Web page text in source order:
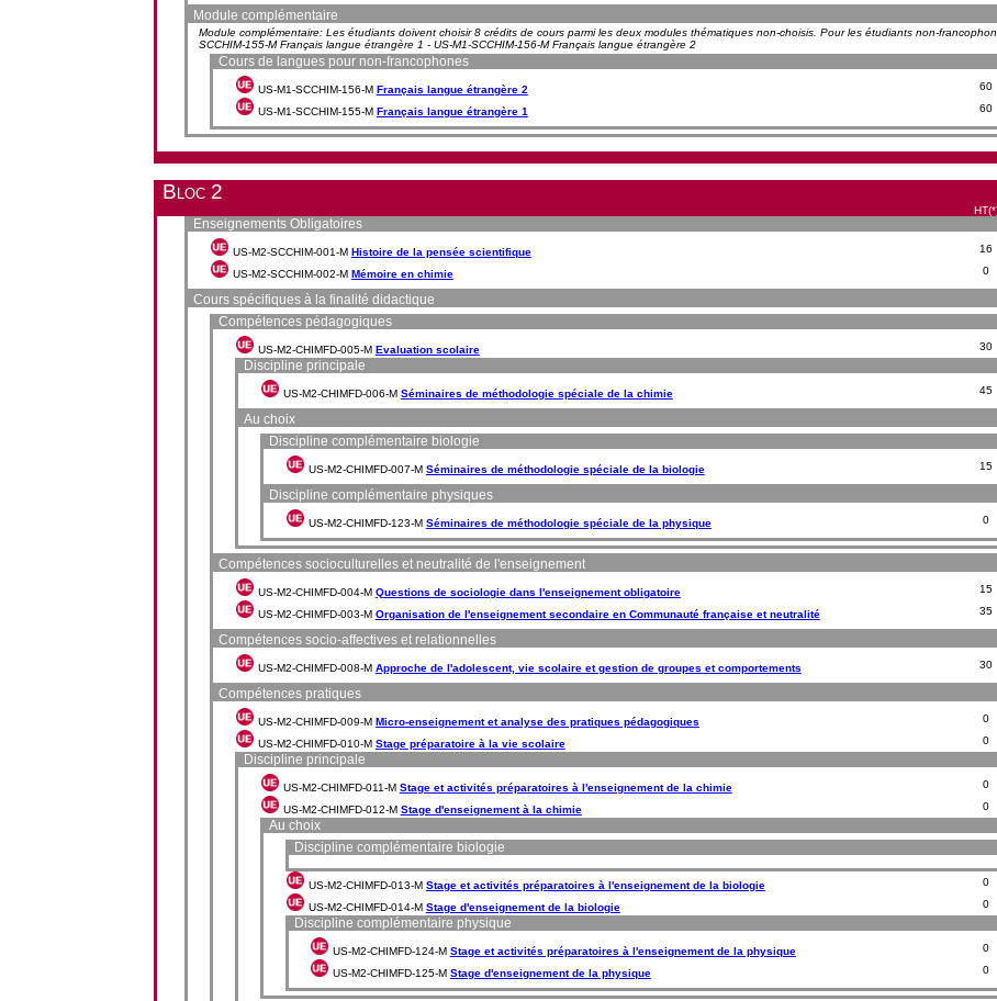
Module complémentaire
Module complémentaire: Les étudiants doivent choisir 8 crédits de cours parmi les deux modules thématiques non-choisis. Pour les étudiants non-
SCCHIM-155-M Français langue étrangère 1 - US-M1-SCCHIM-156-M Français langue étrangère 2
Cours de langues pour non-francophones
US-M1-SCCHIM-156-M Français langue étrangère 2 60
US-M1-SCCHIM-155-M Français langue étrangère 1 60
Bloc 2
Enseignements Obligatoires
US-M2-SCCHIM-001-M Histoire de la pensée scientifique 16
US-M2-SCCHIM-002-M Mémoire en chimie 0
Cours spécifiques à la finalité didactique
Compétences pédagogiques
US-M2-CHIMFD-005-M Evaluation scolaire 30
Discipline principale
US-M2-CHIMFD-006-M Séminaires de méthodologie spéciale de la chimie 45
Au choix
Discipline complémentaire biologie
US-M2-CHIMFD-007-M Séminaires de méthodologie spéciale de la biologie 15
Discipline complémentaire physiques
US-M2-CHIMFD-123-M Séminaires de méthodologie spéciale de la physique 0
Compétences socioculturelles et neutralité de l'enseignement
US-M2-CHIMFD-004-M Questions de sociologie dans l'enseignement obligatoire 15
US-M2-CHIMFD-003-M Organisation de l'enseignement secondaire en Communauté française et neutralité 35
Compétences socio-affectives et relationnelles
US-M2-CHIMFD-008-M Approche de l'adolescent, vie scolaire et gestion de groupes et comportements 30
Compétences pratiques
US-M2-CHIMFD-009-M Micro-enseignement et analyse des pratiques pédagogiques 0
US-M2-CHIMFD-010-M Stage préparatoire à la vie scolaire 0
Discipline principale
US-M2-CHIMFD-011-M Stage et activités préparatoires à l'enseignement de la chimie 0
US-M2-CHIMFD-012-M Stage d'enseignement à la chimie 0
Au choix
Discipline complémentaire biologie
US-M2-CHIMFD-013-M Stage et activités préparatoires à l'enseignement de la biologie 0
US-M2-CHIMFD-014-M Stage d'enseignement de la biologie 0
Discipline complémentaire physique
US-M2-CHIMFD-124-M Stage et activités préparatoires à l'enseignement de la physique 0
US-M2-CHIMFD-125-M Stage d'enseignement de la physique 0